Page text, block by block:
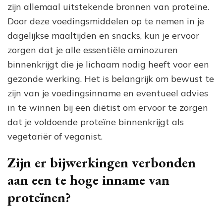
zijn allemaal uitstekende bronnen van proteïne.
Door deze voedingsmiddelen op te nemen in je
dagelijkse maaltijden en snacks, kun je ervoor
zorgen dat je alle essentiële aminozuren
binnenkrijgt die je lichaam nodig heeft voor een
gezonde werking. Het is belangrijk om bewust te
zijn van je voedingsinname en eventueel advies
in te winnen bij een diëtist om ervoor te zorgen
dat je voldoende proteïne binnenkrijgt als
vegetariër of veganist.
Zijn er bijwerkingen verbonden
aan een te hoge inname van
proteïnen?